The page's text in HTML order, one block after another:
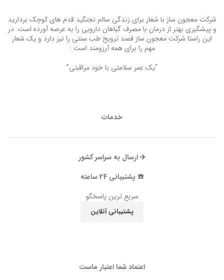
شرکت معجون ساز با شعار برای زندگی سالم نجنگید قدم های کوچک بردارید
و پیشگیری بهتر از درمان با مصرف گیاهان دارویی را به عرصه آورده است. در
این راستا شرکت معجون ساز قصد ترویج طب سنتی را نیز دارد و یک شعار
مهم را برای همه آرزومند است :
“یک عمر سلامتی با خود مراقبتی”
خدمات
✈️ ارسال به سراسر کشور
☎️ پشتیبانی 24 ساعته
سریع ترین پاسخگو
پشتیبانی آنلاین
اعتماد شما اعتبار ماست